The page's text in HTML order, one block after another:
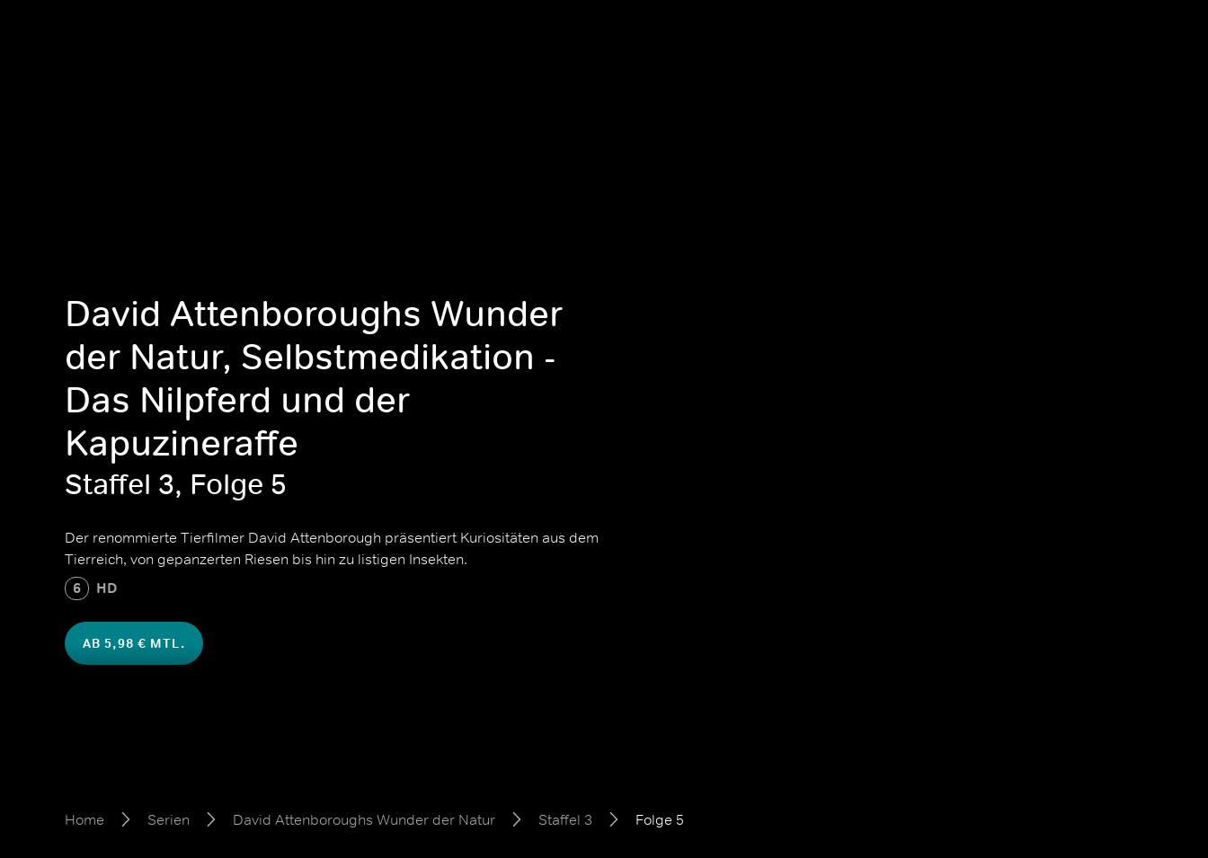
David Attenboroughs Wunder
der Natur, Selbstmedikation -
Das Nilpferd und der
Kapuzineraffe
Staffel 3, Folge 5
Der renommierte Tierfilmer David Attenborough präsentiert Kuriositäten aus dem
Tierreich, von gepanzerten Riesen bis hin zu listigen Insekten.
6 HD
AB 5,98 € MTL.
Home Serien David Attenboroughs Wunder der Natur Staffel 3 Folge 5